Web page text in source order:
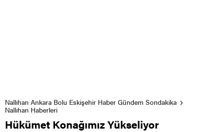
Nallıhan Ankara Bolu Eskişehir Haber Gündem Sondakika
Nallıhan Haberleri
Hükümet Konağımız Yükseliyor